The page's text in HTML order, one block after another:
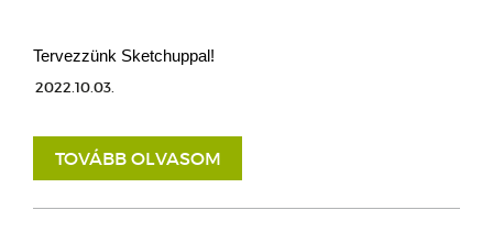
Tervezzünk Sketchuppal!
2022.10.03.
TOVÁBB OLVASOM